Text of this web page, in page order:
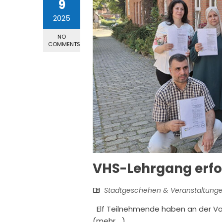
9
2025
NO
COMMENTS
VHS-Lehrgang
Stadtgeschehen &
Elf Teilnehmende haben an der